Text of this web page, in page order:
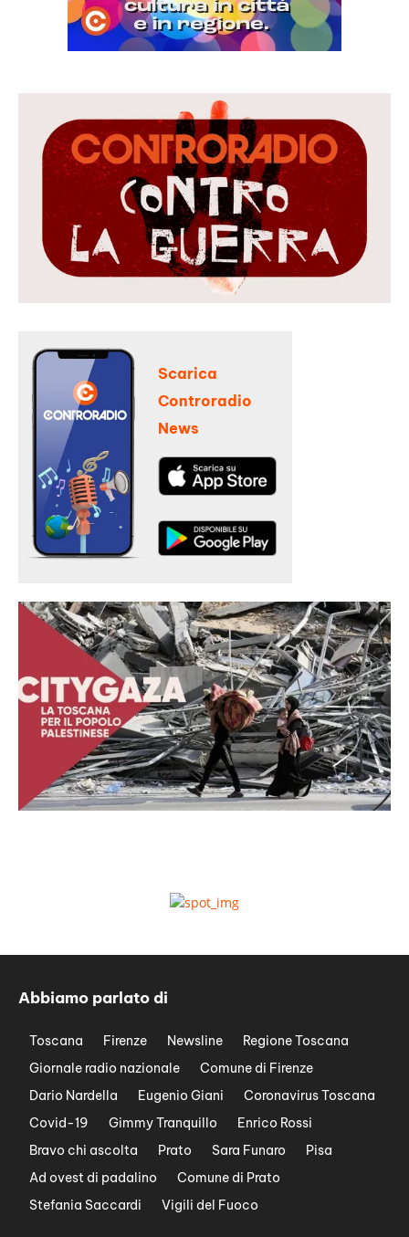
Scarica
Controradio
News
Abbiamo parlato di
Toscana Firenze Newsline
Regione Toscana
Giornale radio nazionale
Comune di Firenze
Dario Nardella
Eugenio Giani
Coronavirus Toscana
Covid-19
Gimmy Tranquillo
Enrico Rossi
Bravo chi ascolta
Prato Sara Funaro
Pisa
Ad ovest di padalino
Comune di Prato
Stefania Saccardi
Vigili del Fuoco